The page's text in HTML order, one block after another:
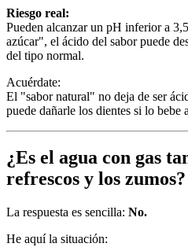
Riesgo real:
Pueden alcanzar un pH inferior a
azúcar", el ácido del sabor puede
del tipo normal.
Acuérdate:
El "sabor natural" no deja de ser
puede dañarle los dientes si lo bebe
¿Es el agua con gas
refrescos y los zumos?
La respuesta es sencilla: No.
He aquí la situación: